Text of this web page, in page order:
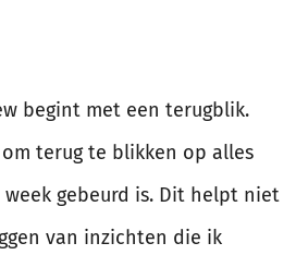
begint met een terugblik.
terug te blikken op alles
gebeurd is. Dit helpt niet
van inzichten die ik